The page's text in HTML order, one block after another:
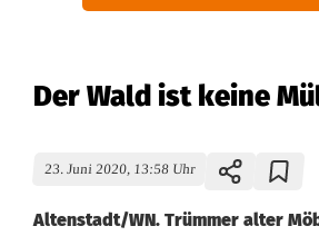
Der Wald ist keine
23. Juni 2020, 13:58 Uhr
Altenstadt/WN. Trümmer alter